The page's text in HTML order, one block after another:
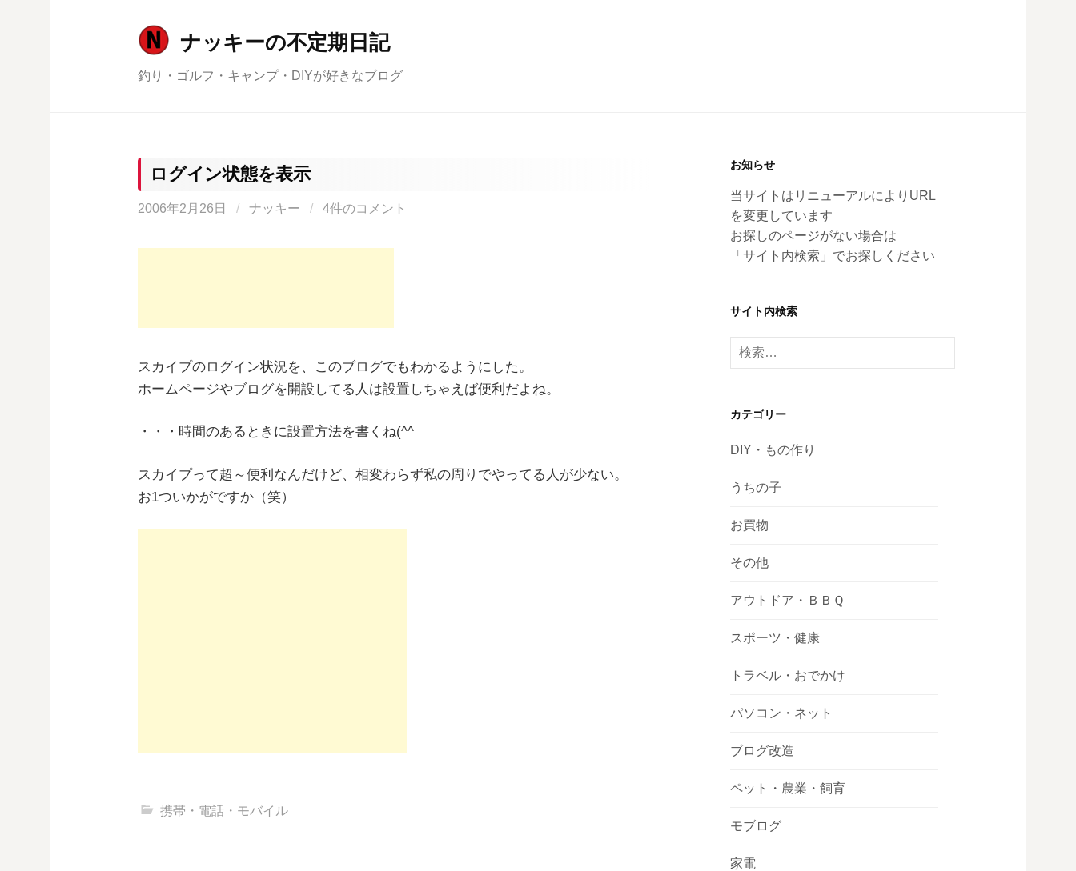
ナッキーの不定期日記
釣り・ゴルフ・キャンプ・DIYが好きなブログ
ログイン状態を表示
2006年2月26日 / ナッキー / 4件のコメント
スカイプのログイン状況を、このブログでもわかるようにした。
ホームページやブログを開設してる人は設置しちゃえば便利だよね。
・・・時間のあるときに設置方法を書くね(^^ゞ
スカイプって超～便利なんだけど、相変わらず私の周りでやってる人が少ない。
お1ついかがですか（笑）
携帯・電話・モバイル
お知らせ
当サイトはリニューアルによりURL
を変更しています
お探しのページがない場合は
「サイト内検索」でお探しください
サイト内検索
検
索:
カテゴリー
DIY・もの作り
うちの子
お買物
その他
アウトドア・ＢＢＱ
スポーツ・健康
トラベル・おでかけ
パソコン・ネット
ブログ改造
ペット・農業・飼育
モブログ
家電